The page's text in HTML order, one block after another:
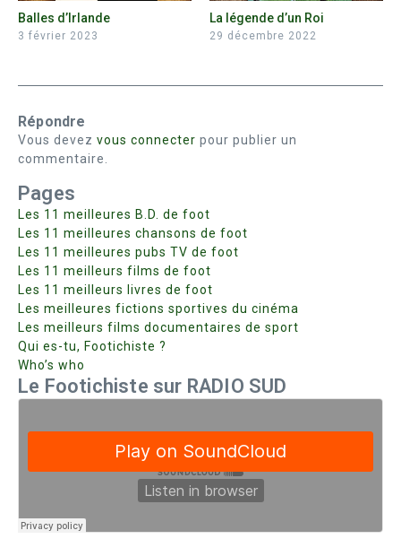
Balles d’Irlande
3 février 2023
La légende d’un Roi
29 décembre 2022
Répondre
Vous devez vous connecter pour publier un
commentaire.
Pages
Les 11 meilleures B.D. de foot
Les 11 meilleures chansons de foot
Les 11 meilleures pubs TV de foot
Les 11 meilleurs films de foot
Les 11 meilleurs livres de foot
Les meilleures fictions sportives du cinéma
Les meilleurs films documentaires de sport
Qui es-tu, Footichiste ?
Who’s who
Le Footichiste sur RADIO SUD